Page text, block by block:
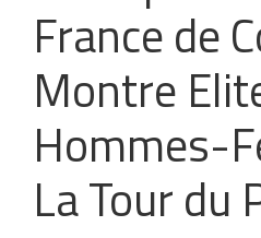
France de
Montre
Hommes-
La Tour du